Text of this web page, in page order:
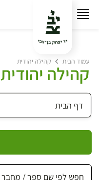
עמוד הבית קהילה יהודית
קהילה יהודית